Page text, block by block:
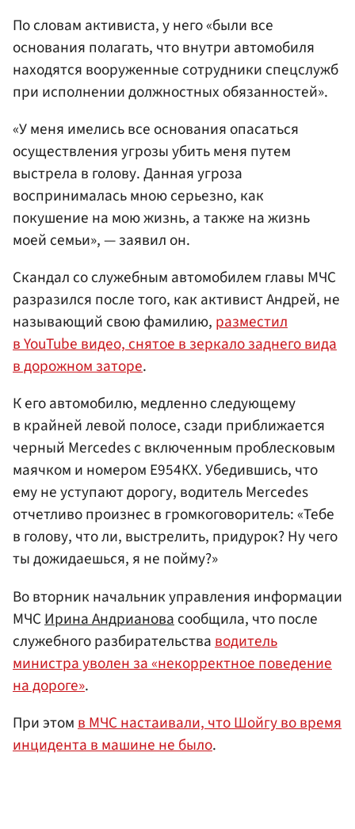
По словам активиста, у него «были все
основания полагать, что внутри автомобиля
находятся вооруженные сотрудники спецслужб
при исполнении должностных обязанностей».
«У меня имелись все основания опасаться
осуществления угрозы убить меня путем
выстрела в голову. Данная угроза
воспринималась мною серьезно, как
покушение на мою жизнь, а также на жизнь
моей семьи», — заявил он.
Скандал со служебным автомобилем главы МЧС
разразился после того, как активист Андрей, не
называющий свою фамилию, разместил
в YouTube видео, снятое в зеркало заднего вида
в дорожном заторе.
К его автомобилю, медленно следующему
в крайней левой полосе, сзади приближается
черный Mercedes с включенным проблесковым
маячком и номером Е954КХ. Убедившись, что
ему не уступают дорогу, водитель Mercedes
отчетливо произнес в громкоговоритель: «Тебе
в голову, что ли, выстрелить, придурок? Ну чего
ты дожидаешься, я не пойму?»
Во вторник начальник управления информации
МЧСИрина Андриановасообщила, что после
служебного разбирательстваводитель
министра уволен за «некорректное поведение
на дороге».
При этомв МЧС настаивали, что Шойгу во время
инцидента в машине не было.